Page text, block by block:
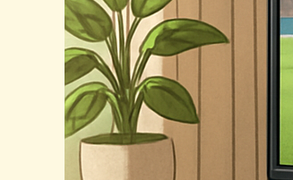
데
이
터
기
반
비